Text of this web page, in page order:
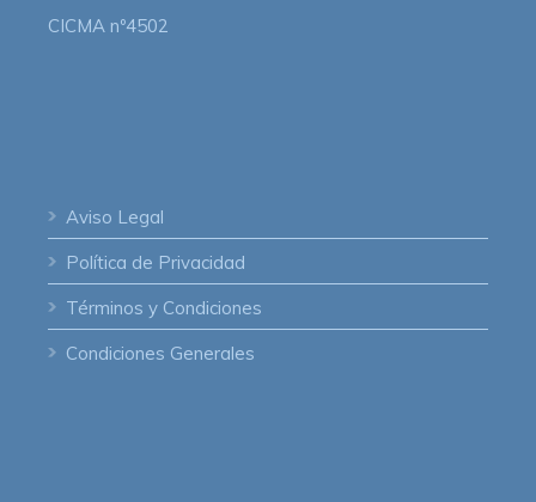
CICMA nº4502
Aviso Legal
Política de Privacidad
Términos y Condiciones
Condiciones Generales